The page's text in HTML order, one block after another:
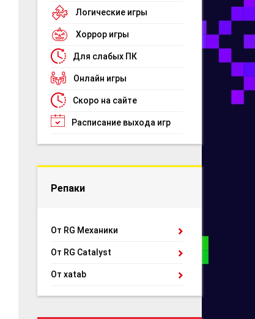
Логические игры
Хоррор игры
Для слабых ПК
Онлайн игры
Скоро на сайте
Расписание выхода игр
Репаки
От RG Механики
От RG Catalyst
От xatab